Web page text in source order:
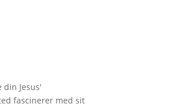
Jesus'
fascinerer med sit